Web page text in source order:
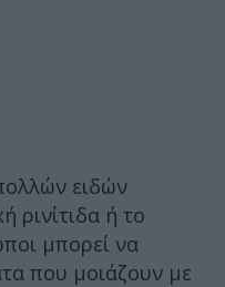
ειδών
ρινίτιδα ή το
μπορεί να
που μοιάζουν με